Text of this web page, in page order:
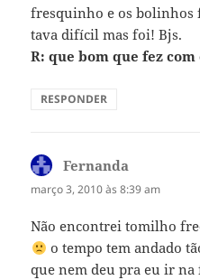
fresquinho e os bolinhos
tava difícil mas foi! Bjs.
R: que bom que fez
RESPONDER
Fernanda
março 3, 2010 às 8:39 am
Não encontrei tomilho
o tempo tem andado
que nem deu pra eu ir